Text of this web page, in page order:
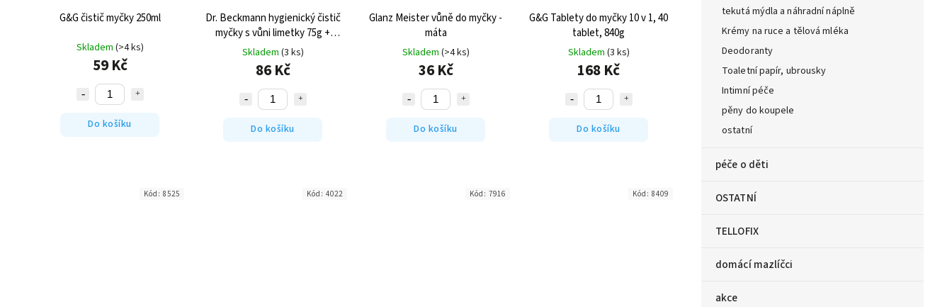
tekutá mýdla a náhradní náplně
Krémy na ruce a tělová mléka
Deodoranty
Toaletní papír, ubrousky
Intimní péče
pěny do koupele
ostatní
péče o děti
OSTATNÍ
TELLOFIX
domácí mazlíčci
akce
G&G čistič myčky 250ml
Skladem (>4 ks)
59 Kč
Do košíku
Dr. Beckmann hygienický čistič
myčky s vůni limetky 75g +
hadřík
Skladem (3 ks)
86 Kč
Do košíku
Glanz Meister vůně do myčky -
máta
Skladem (>4 ks)
36 Kč
Do košíku
G&G Tablety do myčky 10 v 1, 40
tablet, 840g
Skladem (3 ks)
168 Kč
Do košíku
Kód: 8525 Kód: 4022 Kód: 7916 Kód: 8409